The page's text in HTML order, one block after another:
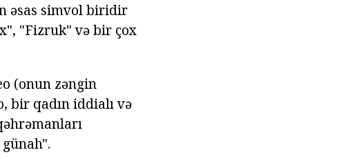
əsas simvol biridir
"Fizruk" və bir çox
(onun zəngin
bir qadın iddialı və